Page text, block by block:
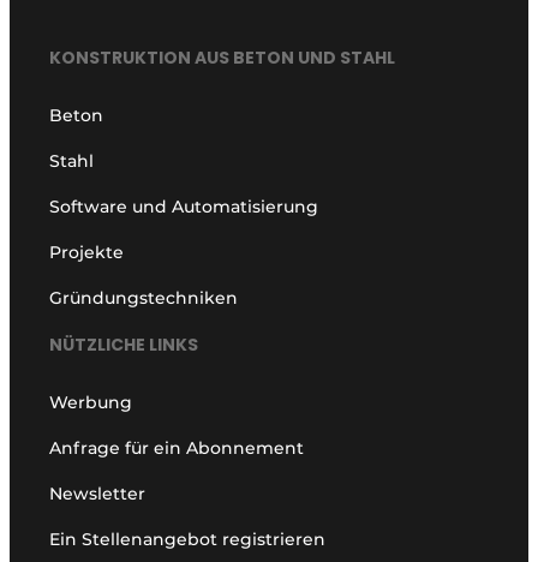
KONSTRUKTION AUS BETON UND STAHL
Beton
Stahl
Software und Automatisierung
Projekte
Gründungstechniken
NÜTZLICHE LINKS
Werbung
Anfrage für ein Abonnement
Newsletter
Ein Stellenangebot registrieren